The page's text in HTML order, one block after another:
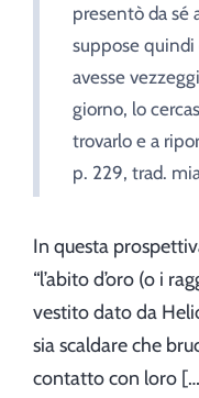
presentò da sé
suppose quindi
avesse
giorno, lo
trovarlo e a
p. 229, trad.
In questa
“l’abito d’oro (o i
vestito dato da
sia scaldare che
contatto con loro